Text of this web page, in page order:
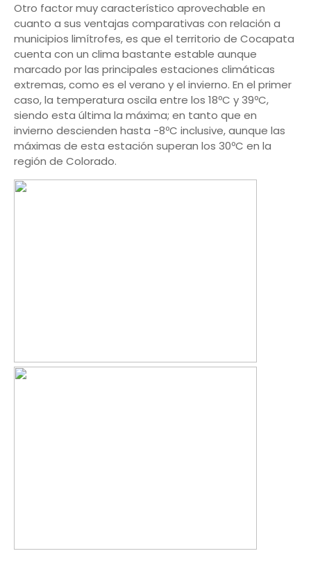
Otro factor muy característico aprovechable en
cuanto a sus ventajas comparativas con relación a
municipios limítrofes, es que el territorio de Cocapata
cuenta con un clima bastante estable aunque
marcado por las principales estaciones climáticas
extremas, como es el verano y el invierno. En el primer
caso, la temperatura oscila entre los 18ºC y 39ºC,
siendo esta última la máxima; en tanto que en
invierno descienden hasta -8ºC inclusive, aunque las
máximas de esta estación superan los 30ºC en la
región de Colorado.